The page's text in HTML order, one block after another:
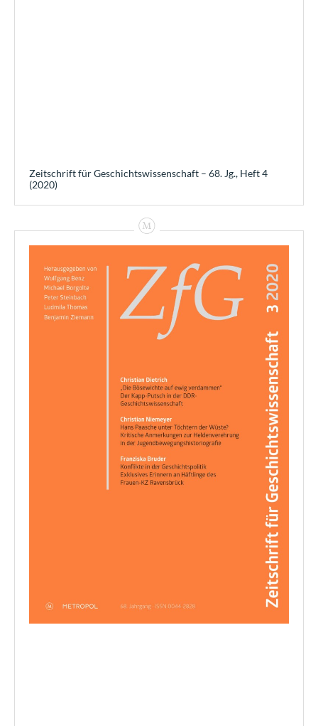
Zeitschrift für Geschichtswissenschaft – 68. Jg., Heft 4
(2020)